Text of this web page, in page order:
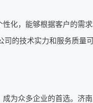
化，能够根据客户的需
的技术实力和服务质量
为众多企业的首选。济